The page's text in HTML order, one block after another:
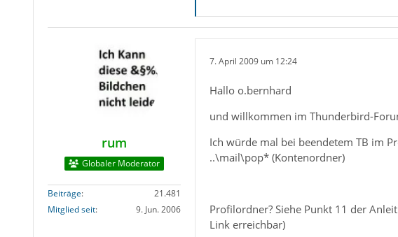
rum
Globaler Moderator
Beiträge
21.481
Mitglied seit
9. Jun. 2006
7. April 2009 um 12:24
Hallo o.bernhard
und willkommen im Thunderbird-
Ich würde mal bei beendetem TB im
..\mail\pop* (Kontenordner)
Profilordner? Siehe Punkt 11 der
Link erreichbar)